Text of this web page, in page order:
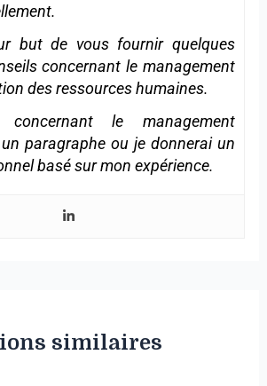
but de vous fournir quelques
concernant le management
des ressources humaines.
le management
paragraphe ou je donnerai un
basé sur mon expérience.
similaires